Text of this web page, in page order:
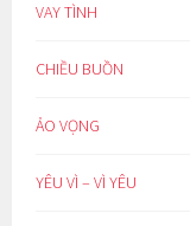
VAY TÌNH
CHIỀU BUỒN
ẢO VỌNG
YÊU VÌ – VÌ YÊU